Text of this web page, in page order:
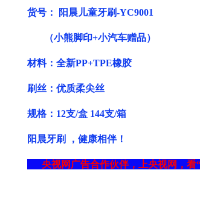
货号： 阳晨儿童牙刷-YC9001
（小熊脚印+小汽车赠品）
材料：全新PP+TPE橡胶
刷丝：优质柔尖丝
规格：12支/盒 144支/箱
阳晨牙刷 ，健康相伴！
央视网广告合作伙伴，上央视网，看“